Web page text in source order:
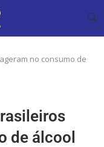
no consumo de
de álcool